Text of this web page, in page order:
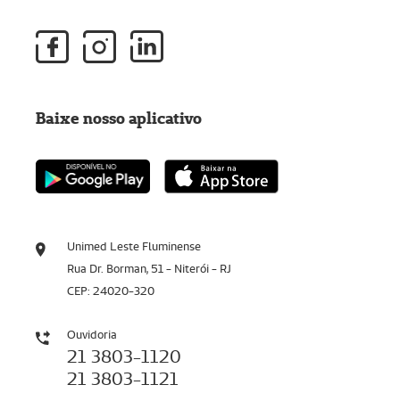
Unimed Leste Fluminense
Rua Dr. Borman, 51 - Niterói - RJ
CEP: 24020-320
Ouvidoria
21 3803-1120
21 3803-1121
Baixe nosso aplicativo